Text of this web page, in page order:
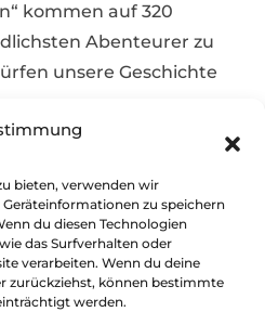
bieten, verwenden wir
zu speichern
du diesen Technologien
das Surfverhalten oder
verarbeiten. Wenn du deine
zurückziehst, können bestimmte
werden.
kommen auf 320
Abenteurer zu
unsere Geschichte